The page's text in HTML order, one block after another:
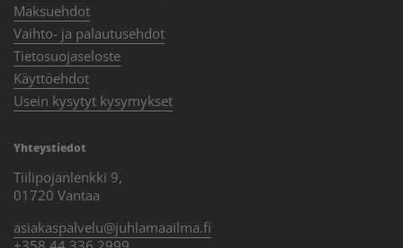
Maksuehdot
Vaihto- ja palautusehdot
Tietosuojaseloste
Käyttöehdot
Usein kysytyt kysymykset
Yhteystiedot
Tiilipojanlenkki 9,
01720 Vantaa
asiakaspalvelu@juhlamaailma.fi